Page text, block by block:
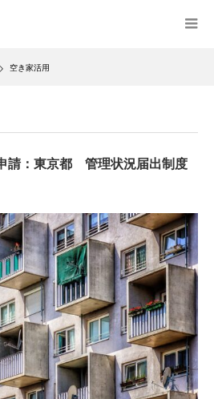
空き家活用
請：東京都 管理状況届出制度